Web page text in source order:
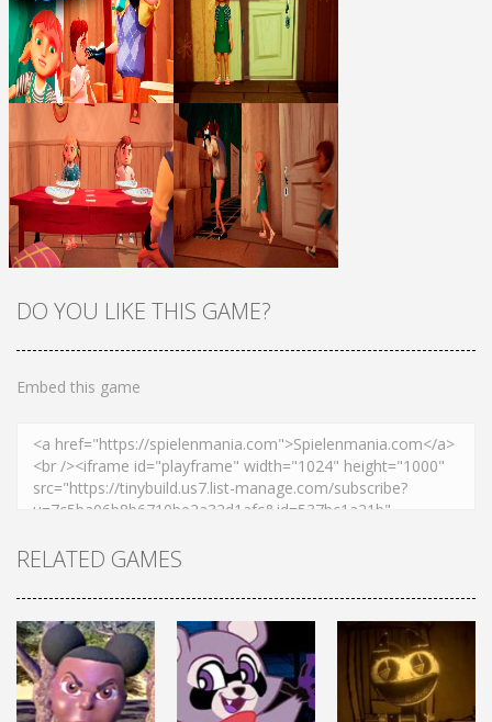
PLAY
Zoom PLAY
Zoom
DO YOU LIKE THIS GAME?
Embed this game
RELATED GAMES